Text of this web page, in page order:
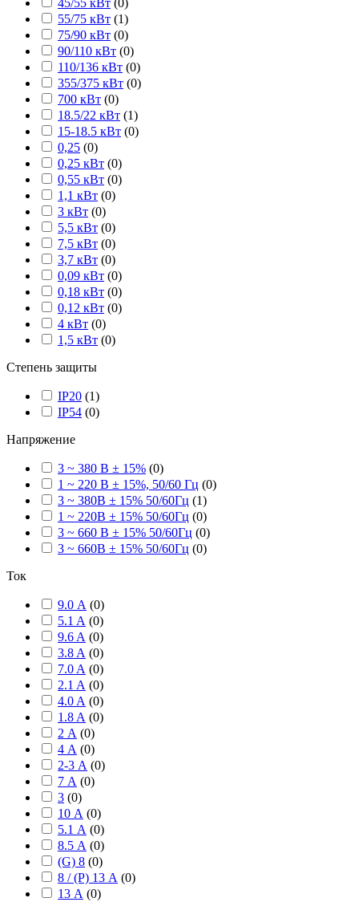
45/55 кВт (0)
55/75 кВт (1)
75/90 кВт (0)
90/110 кВт (0)
110/136 кВт (0)
355/375 кВт (0)
700 кВт (0)
18.5/22 кВт (1)
15-18.5 кВт (0)
0,25 (0)
0,25 кВт (0)
0,55 кВт (0)
1,1 кВт (0)
3 кВт (0)
5,5 кВт (0)
7,5 кВт (0)
3,7 кВт (0)
0,09 кВт (0)
0,18 кВт (0)
0,12 кВт (0)
4 кВт (0)
1,5 кВт (0)
Степень защиты
IP20 (1)
IP54 (0)
Напряжение
3 ~ 380 В ± 15% (0)
1 ~ 220 В ± 15%, 50/60 Гц (0)
3 ~ 380В ± 15% 50/60Гц (1)
1 ~ 220В ± 15% 50/60Гц (0)
3 ~ 660 В ± 15% 50/60Гц (0)
3 ~ 660В ± 15% 50/60Гц (0)
Ток
9.0 А (0)
5.1 A (0)
9.6 A (0)
3.8 A (0)
7.0 A (0)
2.1 A (0)
4.0 A (0)
1.8 A (0)
2 А (0)
4 А (0)
2-3 А (0)
7 А (0)
3 (0)
10 А (0)
5.1 А (0)
8.5 А (0)
(G) 8 (0)
8 / (P) 13 А (0)
13 А (0)